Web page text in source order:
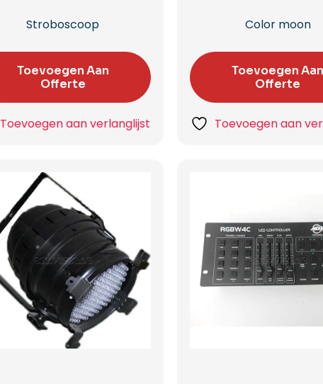
Stroboscoop
Toevoegen Aan
Offerte
Toevoegen aan verlanglijst
Color moon
Toevoegen
Offerte
Toevoegen aan